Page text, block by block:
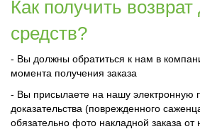
Как получить
средств?
- Вы должны обратиться к нам в
момента получения заказа
- Вы присылаете на нашу электронную
доказательства (поврежденного
обязательно фото накладной заказа от